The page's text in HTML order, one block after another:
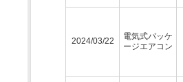
2024/03/22
電気式パッケ
ージエアコン